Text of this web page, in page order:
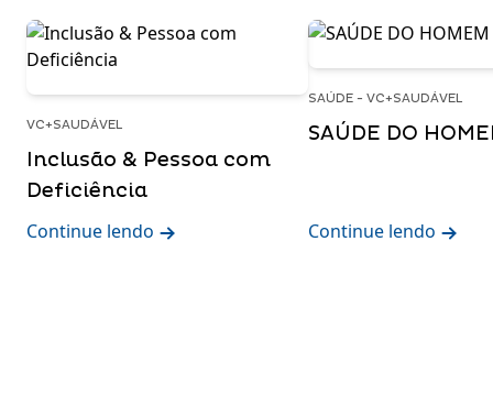
VC+SAUDÁVEL
Inclusão & Pessoa com
Deficiência
Continue lendo
SAÚDE - VC+SAUDÁVEL
SAÚDE DO
Continue lendo